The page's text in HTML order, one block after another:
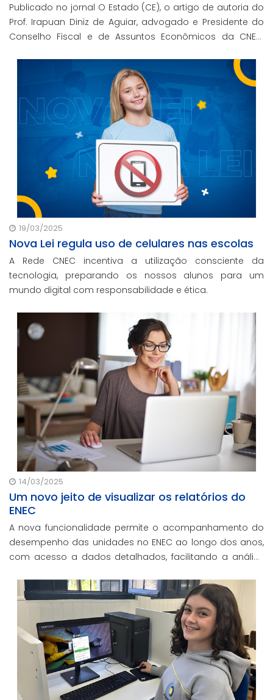
Publicado no jornal O Estado (CE), o artigo de autoria do
Prof. Irapuan Diniz de Aguiar, advogado e Presidente do
Conselho Fiscal e de Assuntos Econômicos da CNEC,
19/03/2025
Nova Lei regula uso de celulares nas escolas
A Rede CNEC incentiva a utilização consciente da
tecnologia, preparando os nossos alunos para um
mundo digital com responsabilidade e ética.
14/03/2025
Um novo jeito de visualizar os relatórios do
ENEC
A nova funcionalidade permite o acompanhamento do
desempenho das unidades no ENEC ao longo dos anos,
com acesso a dados detalhados, facilitando a análise
decisões estratégicas